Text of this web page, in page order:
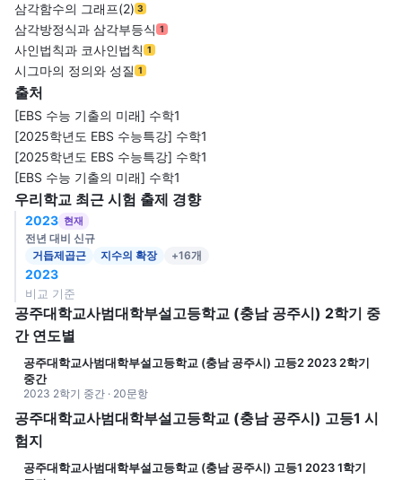
삼각함수의 그래프(2) 3
삼각방정식과 삼각부등식 1
사인법칙과 코사인법칙 1
시그마의 정의와 성질 1
출처
[EBS 수능 기출의 미래] 수학1
[2025학년도 EBS 수능특강] 수학1
[2025학년도 EBS 수능특강] 수학1
[EBS 수능 기출의 미래] 수학1
우리학교 최근 시험 출제 경향
2023 현재
전년 대비 신규
거듭제곱근
지수의 확장 +16개
2023
비교 기준
공주대학교사범대학부설고등학교 (충남 공주시) 2학기 중
간 연도별
공주대학교사범대학부설고등학교 (충남 공주시) 고등2 2023 2학기
중간
2023 2학기 중간 · 20문항
공주대학교사범대학부설고등학교 (충남 공주시) 고등1 시
험지
공주대학교사범대학부설고등학교 (충남 공주시) 고등1 2023 1학기